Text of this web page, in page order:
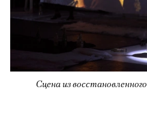
Сцена из